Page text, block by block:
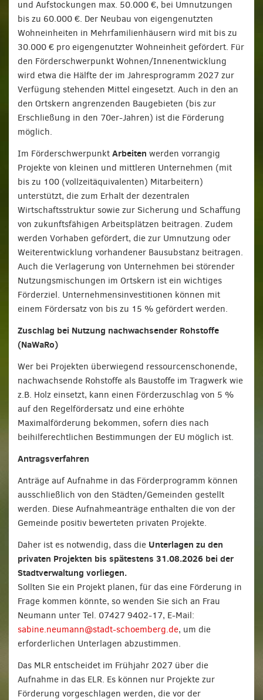
und Aufstockungen max. 50.000 €, bei Umnutzungen
bis zu 60.000 €. Der Neubau von eigengenutzten
Wohneinheiten in Mehrfamilienhäusern wird mit bis zu
30.000 € pro eigengenutzter Wohneinheit gefördert. Für
den Förderschwerpunkt Wohnen/Innenentwicklung
wird etwa die Hälfte der im Jahresprogramm 2027 zur
Verfügung stehenden Mittel eingesetzt. Auch in den an
den Ortskern angrenzenden Baugebieten (bis zur
Erschließung in den 70er-Jahren) ist die Förderung
möglich.
Im Förderschwerpunkt Arbeiten werden vorrangig
Projekte von kleinen und mittleren Unternehmen (mit
bis zu 100 (vollzeitäquivalenten) Mitarbeitern)
unterstützt, die zum Erhalt der dezentralen
Wirtschaftsstruktur sowie zur Sicherung und Schaffung
von zukunftsfähigen Arbeitsplätzen beitragen. Zudem
werden Vorhaben gefördert, die zur Umnutzung oder
Weiterentwicklung vorhandener Bausubstanz beitragen.
Auch die Verlagerung von Unternehmen bei störender
Nutzungsmischungen im Ortskern ist ein wichtiges
Förderziel. Unternehmensinvestitionen können mit
einem Fördersatz von bis zu 15 % gefördert werden.
Zuschlag bei Nutzung nachwachsender Rohstoffe
(NaWaRo)
Wer bei Projekten überwiegend ressourcenschonende,
nachwachsende Rohstoffe als Baustoffe im Tragwerk wie
z.B. Holz einsetzt, kann einen Förderzuschlag von 5 %
auf den Regelfördersatz und eine erhöhte
Maximalförderung bekommen, sofern dies nach
beihilferechtlichen Bestimmungen der EU möglich ist.
Antragsverfahren
Anträge auf Aufnahme in das Förderprogramm können
ausschließlich von den Städten/Gemeinden gestellt
werden. Diese Aufnahmeanträge enthalten die von der
Gemeinde positiv bewerteten privaten Projekte.
Daher ist es notwendig, dass die Unterlagen zu den
privaten Projekten bis spätestens 31.08.2026 bei der
Stadtverwaltung vorliegen.
Sollten Sie ein Projekt planen, für das eine Förderung in
Frage kommen könnte, so wenden Sie sich an Frau
Neumann unter Tel. 07427 9402-17, E-Mail:
sabine.neumann@stadt-schoemberg.de, um die
erforderlichen Unterlagen abzustimmen.
Das MLR entscheidet im Frühjahr 2027 über die
Aufnahme in das ELR. Es können nur Projekte zur
Förderung vorgeschlagen werden, die vor der